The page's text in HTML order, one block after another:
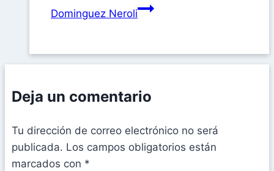
Dominguez Neroli
Deja un comentario
Tu dirección de correo electrónico no será
publicada. Los campos obligatorios están
marcados con *